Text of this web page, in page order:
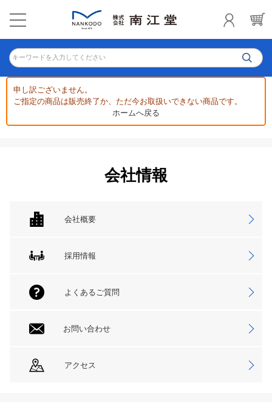
キーワードを入力してください
申し訳ございません。
ご指定の商品は販売終了か、ただ今お取扱いできない商品です。
ホームへ戻る
会社情報
会社概要
採用情報
よくあるご質問
お問い合わせ
アクセス